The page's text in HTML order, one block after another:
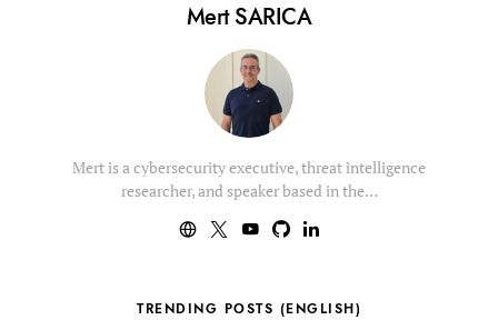
Mert SARICA
Mert is a cybersecurity executive, threat intelligence
researcher, and speaker based in the…
TRENDING POSTS (ENGLISH)